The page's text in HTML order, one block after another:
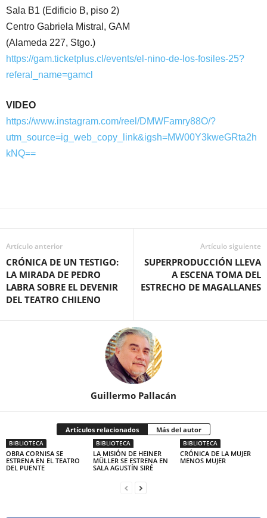
Sala B1 (Edificio B, piso 2)
Centro Gabriela Mistral, GAM
(Alameda 227, Stgo.)
https://gam.ticketplus.cl/events/el-nino-de-los-fosiles-25?
referal_name=gamcl
VIDEO
https://www.instagram.com/reel/DMWFamry88O/?
utm_source=ig_web_copy_link&igsh=MW00Y3kweGRta2h
kNQ==
Artículo anterior
CRÓNICA DE UN TESTIGO:
LA MIRADA DE PEDRO
LABRA SOBRE EL DEVENIR
DEL TEATRO CHILENO
Artículo siguiente
SUPERPRODUCCIÓN LLEVA
A ESCENA TOMA DEL
ESTRECHO DE MAGALLANES
Guillermo Pallacán
Artículos relacionados Más del autor
BIBLIOTECA
OBRA CORNISA SE
ESTRENA EN EL TEATRO
DEL PUENTE
BIBLIOTECA
LA MISIÓN DE HEINER
MÜLLER SE ESTRENA EN
SALA AGUSTÍN SIRÉ
BIBLIOTECA
CRÓNICA DE LA MUJER
MENOS MUJER